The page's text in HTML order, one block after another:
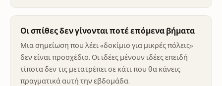
Οι σπίθες δεν γίνονται ποτέ επόμενα βήματα
Μια σημείωση που λέει «δοκίμιο για μικρές πόλεις»
δεν είναι προσχέδιο. Οι ιδέες μένουν ιδέες επειδή
τίποτα δεν τις μετατρέπει σε κάτι που θα κάνεις
πραγματικά αυτή την εβδομάδα.